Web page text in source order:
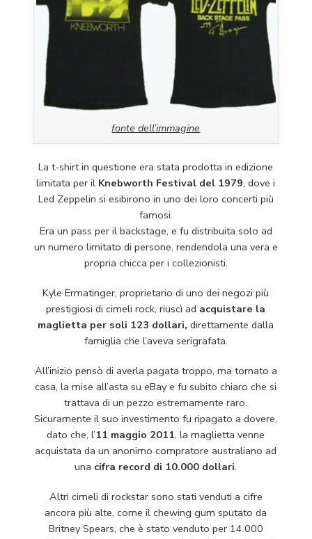
fonte dell’immagine
La t-shirt in questione era stata prodotta in edizione
limitata per il Knebworth Festival del 1979, dove i
Led Zeppelin si esibirono in uno dei loro concerti più
famosi.
Era un pass per il backstage, e fu distribuita solo ad
un numero limitato di persone, rendendola una vera e
propria chicca per i collezionisti.
Kyle Ermatinger, proprietario di uno dei negozi più
prestigiosi di cimeli rock, riuscì ad acquistare la
maglietta per soli 123 dollari, direttamente dalla
famiglia che l’aveva serigrafata.
All’inizio pensò di averla pagata troppo, ma tornato a
casa, la mise all’asta su eBay e fu subito chiaro che si
trattava di un pezzo estremamente raro.
Sicuramente il suo investimento fu ripagato a dovere,
dato che, l’11 maggio 2011, la maglietta venne
acquistata da un anonimo compratore australiano ad
una cifra record di 10.000 dollari.
Altri cimeli di rockstar sono stati venduti a cifre
ancora più alte, come il chewing gum sputato da
Britney Spears, che è stato venduto per 14.000